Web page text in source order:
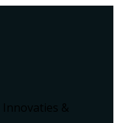
Innovaties &